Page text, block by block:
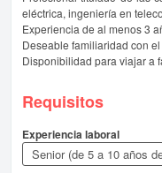
eléctrica, ingeniería en
Experiencia de al menos 3
Deseable familiaridad con
Disponibilidad para viajar a
Requisitos
Experiencia laboral
Senior (de 5 a 10 años